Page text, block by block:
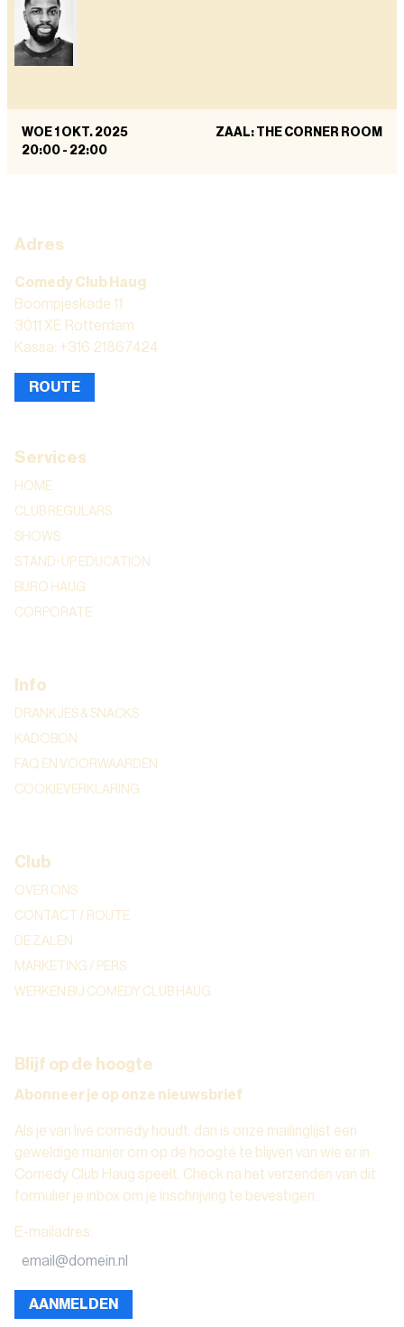
WOE 1 OKT. 2025
20:00 - 22:00
ZAAL: THE CORNER ROOM
Adres
Comedy Club Haug
Boompjeskade 11
3011 XE Rotterdam
Kassa: +316 21867424
ROUTE
Services
HOME
CLUB REGULARS
SHOWS
STAND-UP EDUCATION
BURO HAUG
CORPORATE
Info
DRANKJES & SNACKS
KADOBON
FAQ EN VOORWAARDEN
COOKIEVERKLARING
Club
OVER ONS
CONTACT / ROUTE
DE ZALEN
MARKETING / PERS
WERKEN BIJ COMEDY CLUB HAUG
Blijf op de hoogte
Abonneer je op onze nieuwsbrief
Als je van live comedy houdt, dan is onze mailinglijst een
geweldige manier om op de hoogte te blijven van wie er in
Comedy Club Haug speelt. Check na het verzenden van dit
formulier je inbox om je inschrijving te bevestigen.
E-mailadres:
AANMELDEN